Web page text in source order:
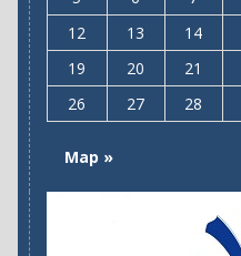
Мар »